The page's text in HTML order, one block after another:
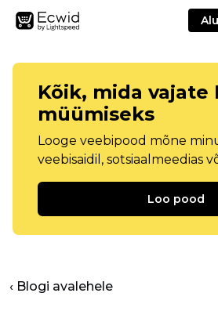
Kõik, mida
müümiseks
Looge veebipood mõne
veebisaidil, sotsiaalmeedias
Loo pood
‹ Blogi avalehele